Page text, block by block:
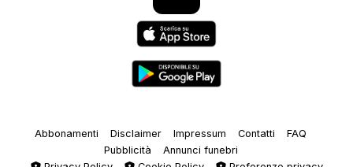
Abbonamenti Disclaimer Impressum Contatti
FAQ
Pubblicità
Annunci funebri